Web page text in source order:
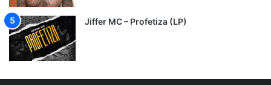
Jiffer MC – Profetiza (LP)